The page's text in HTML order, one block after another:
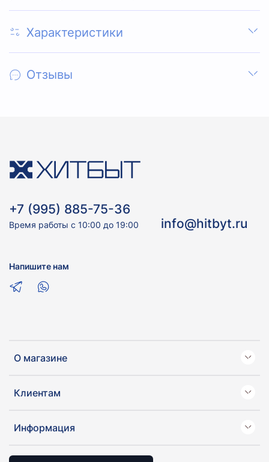
Характеристики
Отзывы
О магазине
Клиентам
Информация
+7 (995) 885-75-36
Время работы с 10:00 до 19:00 info@hitbyt.ru
Напишите нам